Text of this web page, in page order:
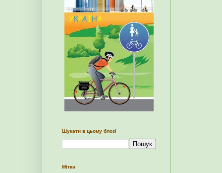
Шукати в цьому блозі
Мітки